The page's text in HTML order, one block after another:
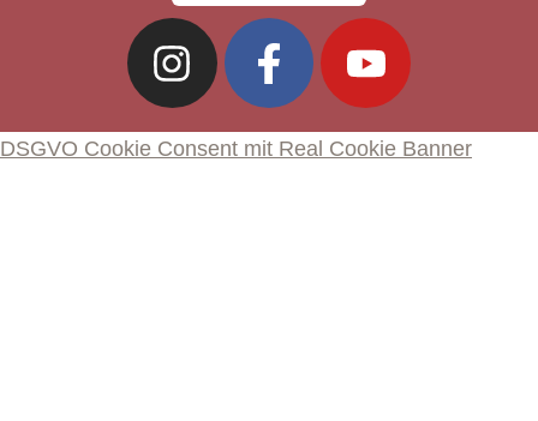
DSGVO Cookie Consent mit Real Cookie Banner